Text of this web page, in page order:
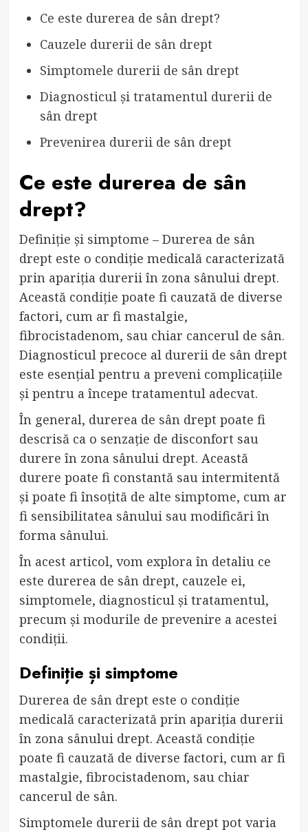
Ce este durerea de sân drept?
Cauzele durerii de sân drept
Simptomele durerii de sân drept
Diagnosticul și tratamentul durerii de
sân drept
Prevenirea durerii de sân drept
Ce este durerea de sân
drept?
Definiție și simptome – Durerea de sân
drept este o condiție medicală caracterizată
prin apariția durerii în zona sânului drept.
Această condiție poate fi cauzată de diverse
factori, cum ar fi mastalgie,
fibrocistadenom, sau chiar cancerul de sân.
Diagnosticul precoce al durerii de sân drept
este esențial pentru a preveni complicațiile
și pentru a începe tratamentul adecvat.
În general, durerea de sân drept poate fi
descrisă ca o senzație de disconfort sau
durere în zona sânului drept. Această
durere poate fi constantă sau intermitentă
și poate fi însoțită de alte simptome, cum ar
fi sensibilitatea sânului sau modificări în
forma sânului.
În acest articol, vom explora în detaliu ce
este durerea de sân drept, cauzele ei,
simptomele, diagnosticul și tratamentul,
precum și modurile de prevenire a acestei
condiții.
Definiție și simptome
Durerea de sân drept este o condiție
medicală caracterizată prin apariția durerii
în zona sânului drept. Această condiție
poate fi cauzată de diverse factori, cum ar fi
mastalgie, fibrocistadenom, sau chiar
cancerul de sân.
Simptomele durerii de sân drept pot varia